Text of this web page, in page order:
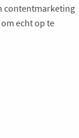
contentmarketing
echt op te